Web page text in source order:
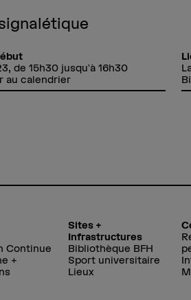
de 15h30 jusqu'à 16h30
au calendrier
Continue
+
Sites +
Infrastructures
Bibliothèque BFH
Sport universitaire
Lieux